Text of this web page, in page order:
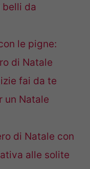
belli da
le pigne:
di Natale
fai da te
un Natale
di Natale con
alle solite